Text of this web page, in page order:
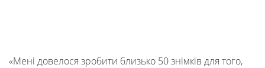
«Мені довелося зробити близько 50 знімків для того,